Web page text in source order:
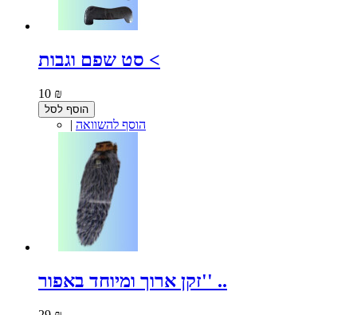
סט שפם וגבות <
10 ₪
הוסף לסל
| הוסף להשוואה
זקן ארוך ומיוחד באפור'' ..